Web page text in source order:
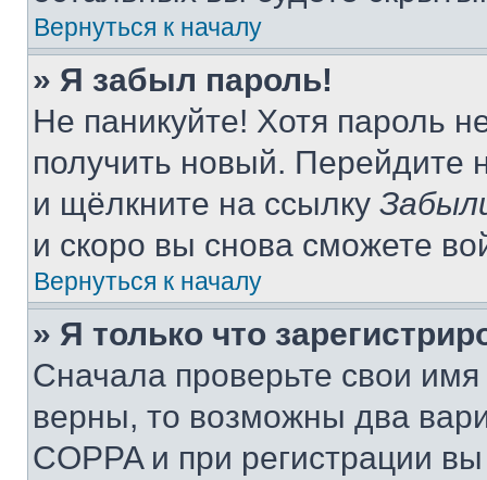
Вернуться к началу
» Я забыл пароль!
Не паникуйте! Хотя пароль
получить новый. Перейдите
и щёлкните на ссылку
и скоро вы снова сможете
Вернуться к началу
» Я только что
Сначала проверьте свои
верны, то возможны два
COPPA и при регистрации